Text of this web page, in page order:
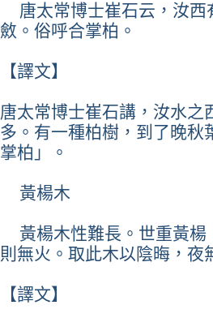
唐太常博士崔石云，汝西
斂。俗呼合掌柏。
【譯文】
唐太常博士崔石講，汝水之
多。有一種柏樹，到了晚秋
掌柏」。
黃楊木
黃楊木性難長。世重黃楊
則無火。取此木以陰晦，夜
【譯文】